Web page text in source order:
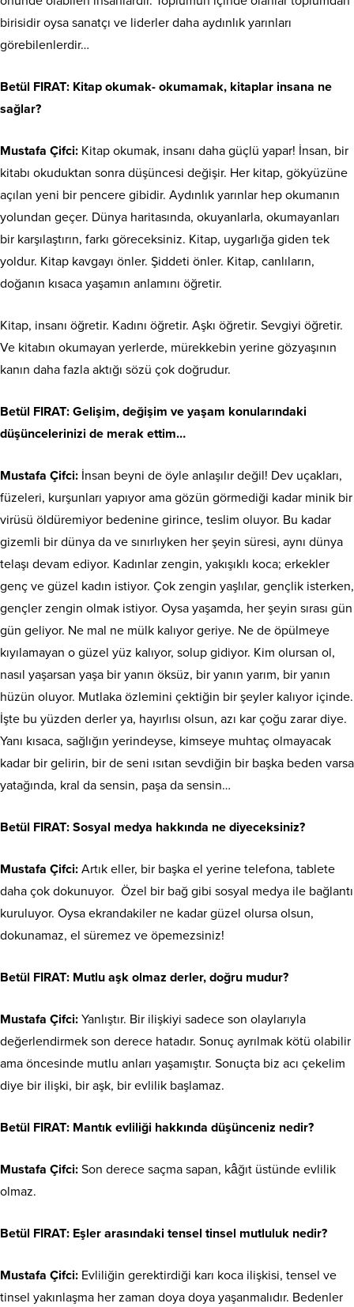
birisidir oysa sanatçı ve liderler daha aydınlık yarınları
görebilenlerdir…
Betül FIRAT: Kitap okumak- okumamak, kitaplar insana ne
sağlar?
Mustafa Çifci: Kitap okumak, insanı daha güçlü yapar! İnsan, bir
kitabı okuduktan sonra düşüncesi değişir. Her kitap, gökyüzüne
açılan yeni bir pencere gibidir. Aydınlık yarınlar hep okumanın
yolundan geçer. Dünya haritasında, okuyanlarla, okumayanları
bir karşılaştırın, farkı göreceksiniz. Kitap, uygarlığa giden tek
yoldur. Kitap kavgayı önler. Şiddeti önler. Kitap, canlıların,
doğanın kısaca yaşamın anlamını öğretir.
Kitap, insanı öğretir. Kadını öğretir. Aşkı öğretir. Sevgiyi öğretir.
Ve kitabın okumayan yerlerde, mürekkebin yerine gözyaşının
kanın daha fazla aktığı sözü çok doğrudur.
Betül FIRAT: Gelişim, değişim ve yaşam konularındaki
düşüncelerinizi de merak ettim…
Mustafa Çifci: İnsan beyni de öyle anlaşılır değil! Dev uçakları,
füzeleri, kurşunları yapıyor ama gözün görmediği kadar minik bir
virüsü öldüremiyor bedenine girince, teslim oluyor. Bu kadar
gizemli bir dünya da ve sınırlıyken her şeyin süresi, aynı dünya
telaşı devam ediyor. Kadınlar zengin, yakışıklı koca; erkekler
genç ve güzel kadın istiyor. Çok zengin yaşlılar, gençlik isterken,
gençler zengin olmak istiyor. Oysa yaşamda, her şeyin sırası gün
gün geliyor. Ne mal ne mülk kalıyor geriye. Ne de öpülmeye
kıyılamayan o güzel yüz kalıyor, solup gidiyor. Kim olursan ol,
nasıl yaşarsan yaşa bir yanın öksüz, bir yanın yarım, bir yanın
hüzün oluyor. Mutlaka özlemini çektiğin bir şeyler kalıyor içinde.
İşte bu yüzden derler ya, hayırlısı olsun, azı kar çoğu zarar diye.
Yanı kısaca, sağlığın yerindeyse, kimseye muhtaç olmayacak
kadar bir gelirin, bir de seni ısıtan sevdiğin bir başka beden varsa
yatağında, kral da sensin, paşa da sensin…
Betül FIRAT: Sosyal medya hakkında ne diyeceksiniz?
Mustafa Çifci: Artık eller, bir başka el yerine telefona, tablete
daha çok dokunuyor. Özel bir bağ gibi sosyal medya ile bağlantı
kuruluyor. Oysa ekrandakiler ne kadar güzel olursa olsun,
dokunamaz, el süremez ve öpemezsiniz!
Betül FIRAT: Mutlu aşk olmaz derler, doğru mudur?
Mustafa Çifci: Yanlıştır. Bir ilişkiyi sadece son olaylarıyla
değerlendirmek son derece hatadır. Sonuç ayrılmak kötü olabilir
ama öncesinde mutlu anları yaşamıştır. Sonuçta biz acı çekelim
diye bir ilişki, bir aşk, bir evlilik başlamaz.
Betül FIRAT: Mantık evliliği hakkında düşünceniz nedir?
Mustafa Çifci: Son derece saçma sapan, kâğıt üstünde evlilik
olmaz.
Betül FIRAT: Eşler arasındaki tensel tinsel mutluluk nedir?
Mustafa Çifci: Evliliğin gerektirdiği karı koca ilişkisi, tensel ve
tinsel yakınlaşma her zaman doya doya yaşanmalıdır. Bedenler